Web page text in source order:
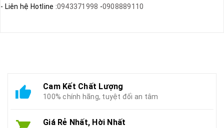
- Liên hệ Hotline :0943371998 -0908889110
Cam Kết Chất Lượng
100% chính hãng, tuyệt đối an tâm
Giá Rẻ Nhất, Hời Nhất